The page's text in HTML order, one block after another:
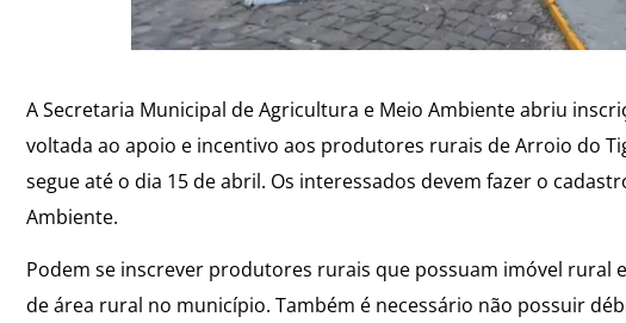
A Secretaria Municipal de Agricultura e Meio Ambiente abriu
voltada ao apoio e incentivo aos produtores rurais de Arroio do
segue até o dia 15 de abril. Os interessados devem fazer o
Ambiente.
Podem se inscrever produtores rurais que possuam imóvel
de área rural no município. Também é necessário não possuir